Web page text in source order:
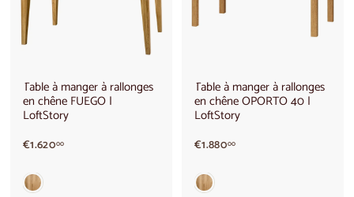
Table à manger à rallonges
en chêne FUEGO |
LoftStory
€1.62000€
Table à manger à rallonges
en chêne OPORTO 40 |
LoftStory
€1.88000€